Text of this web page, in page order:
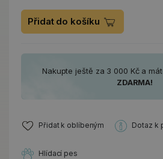
Přidat do košíku
Nakupte ještě za 3 000 Kč a
ZDARMA!
Přidat k oblíbeným Dotaz k
Hlídací pes